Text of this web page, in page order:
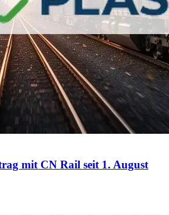
mit CN Rail seit 1. August